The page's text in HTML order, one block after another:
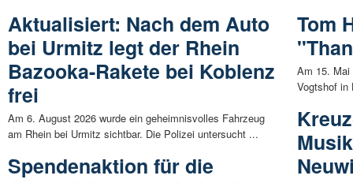
Aktualisiert: Nach dem Auto
bei Urmitz legt der Rhein
Bazooka-Rakete bei Koblenz
frei
Am 6. August 2026 wurde ein geheimnisvolles Fahrzeug
am Rhein bei Urmitz sichtbar. Die Polizei untersucht ...
Spendenaktion für die
Tom
Am 15. Mai
Vogtshof in